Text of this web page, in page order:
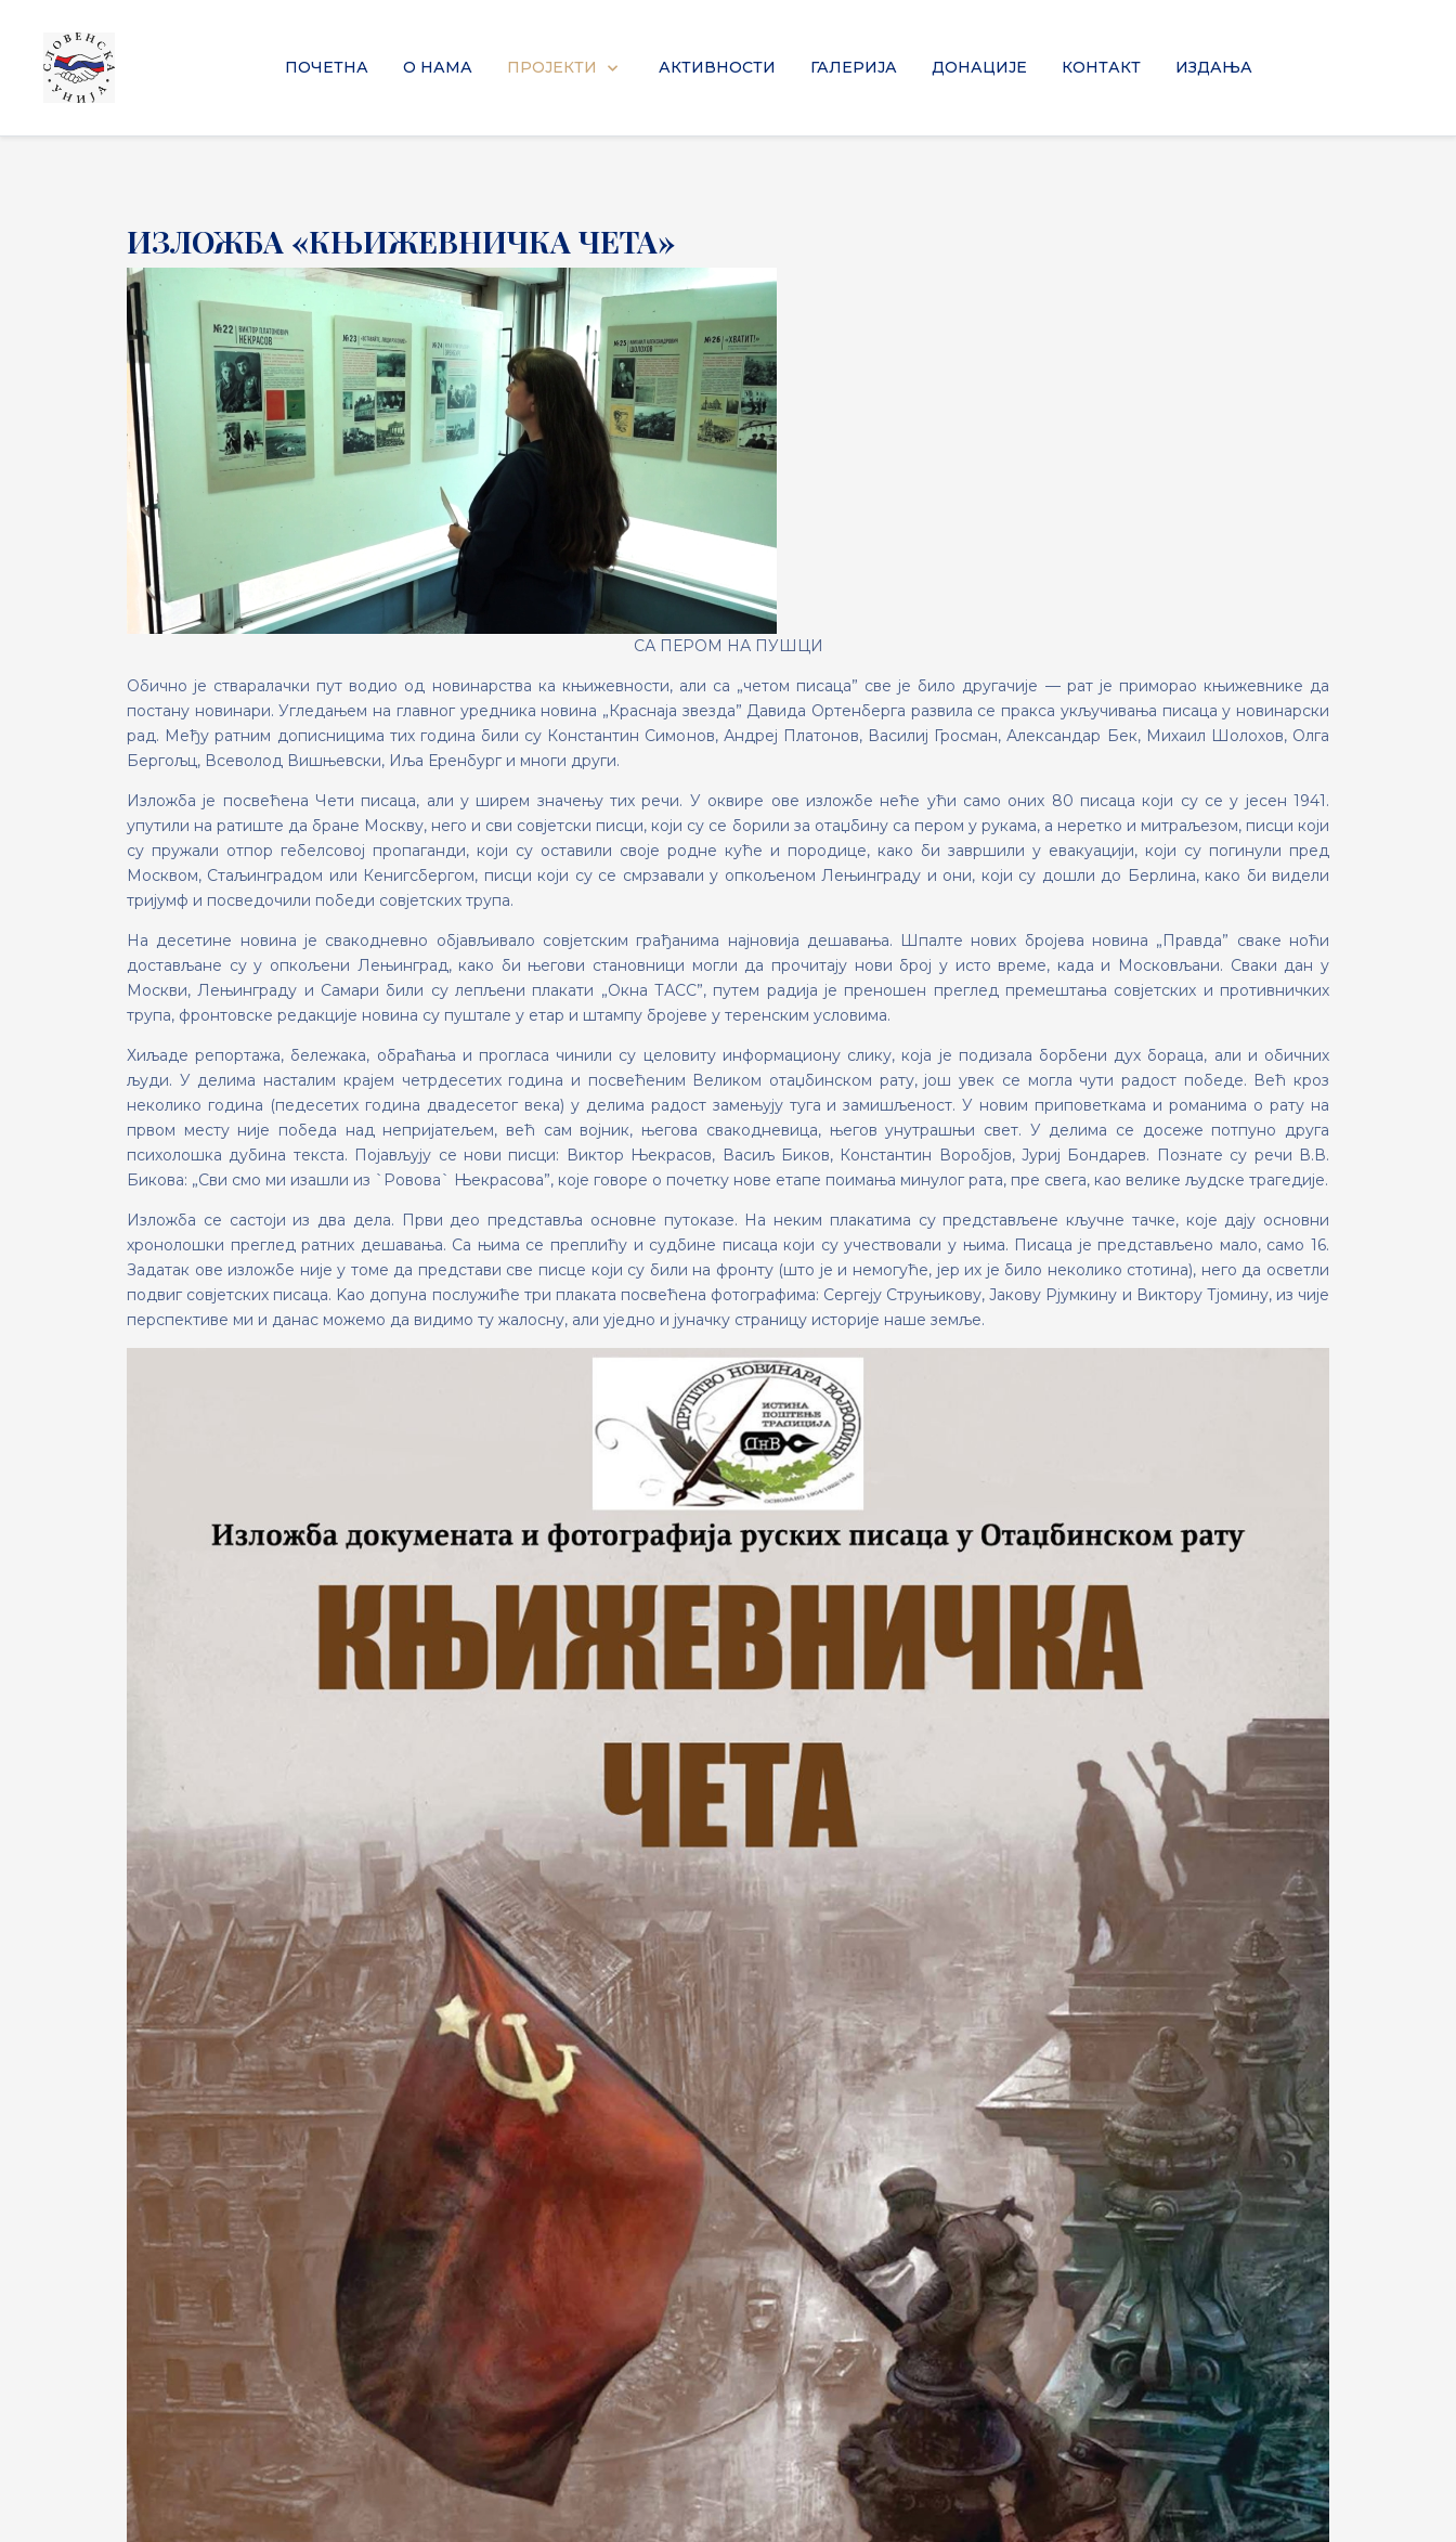
ПОЧЕТНА О НАМА ПРОЈЕКТИ АКТИВНОСТИ ГАЛЕРИЈА ДОНАЦИЈЕ КОНТАКТ ИЗДАЊА
ИЗЛОЖБА «КЊИЖЕВНИЧКА ЧЕТА»
СА ПЕРОМ НА ПУШЦИ
Обично je стваралачки пут водио од новинарства ка књижевности, али са „четом писаца” све je било другачије — рат je приморао књижевнике да
постану новинари. Угледањем на главног уредника новина „Краснаја звезда” Давида Ортенберга развила се пракса укључивања писаца у новинарски
рад. Међу ратним дописницима тих година били су Константин Симонов, Андреј Платонов, Василиј Гросман, Александар Бек, Михаил Шолохов, Олга
Бергољц, Всеволод Вишњевски, Иља Еренбург и многи други.
Изложба je посвећена Чети писаца, али у ширем значењу тих речи. У оквире ове изложбе неће ући само оних 80 писаца који су се у јесен 1941.
упутили на ратиште да бране Москву, него и сви совјетски писци, који су се борили за отаџбину са пером у рукама, a неретко и митраљезом, писци који
су пружали отпор гебелсовој пропаганди, који су оставили своје родне куће и породице, како би завршили у евакуацији, који су погинули пред
Москвом, Стаљинградом или Кенигсбергом, писци који су се смрзавали у опкољеном Лењинграду и они, који су дошли до Берлина, како би видели
тријумф и посведочили победи совјетских трупа.
На десетине новина je свакодневно објављивало совјетским грађанима најновија дешавања. Шпалте нових бројева новина „Правда” сваке ноћи
достављане су у опкољени Лењинград, како би његови становници могли да прочитају нови број у исто време, када и Московљани. Сваки дан у
Москви, Лењинграду и Самари били су лепљени плакати „Окна ТАСС”, путем радија je преношен преглед премештања совјетских и противничких
трупа, фронтовске редакције новина су пуштале у етар и штампу бројеве у теренским условима.
Хиљаде репортажа, бележака, обраћања и прогласа чинили су целовиту информациону слику, која je подизала борбени дух бораца, али и обичних
људи. У делима насталим крајем четрдесетих година и посвећеним Великом отаџбинском рату, још увек се могла чути радост победе. Већ кроз
неколико година (педесетих година двадесетог века) у делима радост замењују туга и замишљеност. У новим приповеткама и романима о рату на
првом месту није победа над непријатељем, већ сам војник, његова свакодневица, његов унутрашњи свет. У делима се досеже потпуно друга
психолошка дубина текста. Појављују се нови писци: Виктор Њекрасов, Васиљ Биков, Константин Воробјов, Јуриј Бондарев. Познате су речи В.В.
Бикова: „Сви смо ми изашли из `Ровова` Њекрасова”, које говоре о почетку нове етапе поимања минулог рата, пре свега, као велике људске трагедије.
Изложба се састоји из два дела. Први део представља основне путоказе. Ha неким плакатима су представљене кључне тачке, које дају основни
хронолошки преглед ратних дешавања. Са њима се преплићу и судбине писаца који су учествовали у њима. Писаца je представљено мало, само 16.
Задатак ове изложбе није у томе да представи све писце који су били на фронту (што je и немогуће, јер их je било неколико стотина), него да осветли
подвиг совјетских писаца. Kao допуна послужиће три плаката посвећена фотографима: Сергеју Струњикову, Јакову Рјумкину и Виктору Тјомину, из чије
перспективе ми и данас можемо да видимо ту жалосну, али уједно и јуначку страницу историје наше земље.